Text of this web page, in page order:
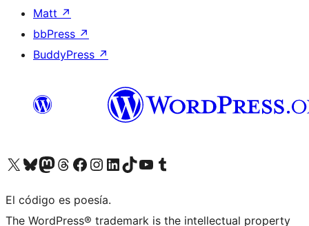
Matt ↗
bbPress ↗
BuddyPress ↗
Visitá nuestra cuenta de X (anteriormente Twitter)
Visitá nuestra cuenta de Bluesky
Visitá nuestra cuenta de Mastodon
Visitá nuestra cuenta de Threads
Visitá nuestra página de Facebook
Visitá nuestra cuenta de Instagram
Visitá nuestra cuenta de LinkedIn
Visitá nuestra cuenta de TikTok
Visitá nuestro canal de YouTube
Visitá nuestra cuenta de Tumblr
El código es poesía.
The WordPress® trademark is the intellectual property